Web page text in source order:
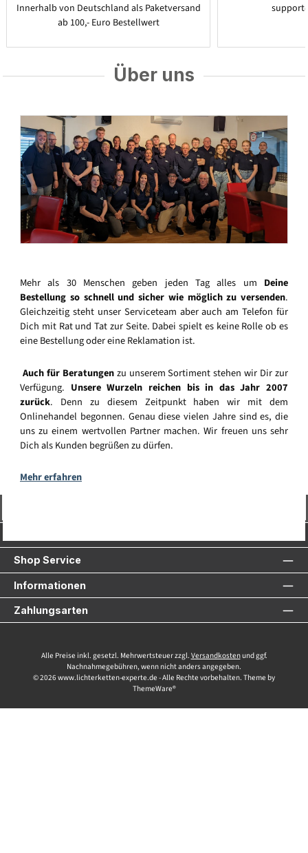
Innerhalb von Deutschland als Paketversand
ab 100,- Euro Bestellwert
Über uns
Mehr als 30 Menschen geben jeden Tag alles um Deine
Bestellung so schnell und sicher wie möglich zu versenden.
Gleichzeitig steht unser Serviceteam aber auch am Telefon für
Dich mit Rat und Tat zur Seite. Dabei spielt es keine Rolle ob es
eine Bestellung oder eine Reklamation ist.
Auch für Beratungenzu unserem Sortiment stehen wir Dir zur
Verfügung. Unsere Wurzeln reichen bis in das Jahr 2007
zurück. Denn zu diesem Zeitpunkt haben wir mit dem
Onlinehandel begonnen. Genau diese vielen Jahre sind es, die
uns zu einem wertvollen Partner machen. Wir freuen uns sehr
Dich als Kunden begrüßen zu dürfen.
Mehr erfahren
Shop Service
Informationen
Zahlungsarten
Alle Preise inkl. gesetzl. Mehrwertsteuer zzgl. Versandkostenund ggf.
Nachnahmegebühren, wenn nicht anders angegeben.
© 2026 www.lichterketten-experte.de - Alle Rechte vorbehalten. Theme by
ThemeWare®